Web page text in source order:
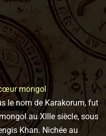
mongol
le nom de Karakorum, fut
au XIIIe siècle, sous
Khan. Nichée au